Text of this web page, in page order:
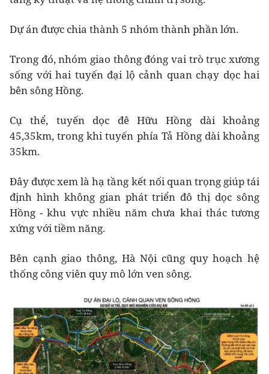
Dự án được chia thành 5 nhóm thành phần lớn.
Trong đó, nhóm giao thông đóng vai trò trục xương
sống với hai tuyến đại lộ cảnh quan chạy dọc hai
bên sông Hồng.
Cụ thể, tuyến dọc đê Hữu Hồng dài khoảng
45,35km, trong khi tuyến phía Tả Hồng dài khoảng
35km.
Đây được xem là hạ tầng kết nối quan trọng giúp tái
định hình không gian phát triển đô thị dọc sông
Hồng - khu vực nhiều năm chưa khai thác tương
xứng với tiềm năng.
Bên cạnh giao thông, Hà Nội cũng quy hoạch hệ
thống công viên quy mô lớn ven sông.